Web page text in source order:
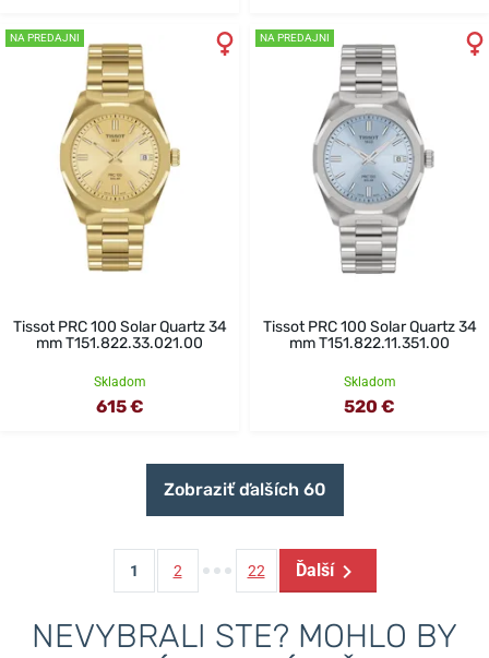
NA PREDAJNI
Tissot PRC 100 Solar Quartz 34
mm T151.822.33.021.00
Skladom
615 €
NA PREDAJNI
Tissot PRC 100 Solar Quartz 34
mm T151.822.11.351.00
Skladom
520 €
Zobraziť ďalších 60
1 2 22 Ďalší
NEVYBRALI STE? MOHLO BY